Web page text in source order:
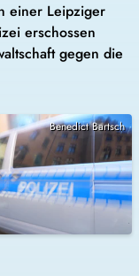
einer Leipziger
erschossen
gegen die
Benedict Bartsch